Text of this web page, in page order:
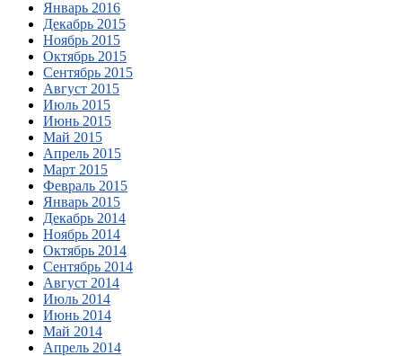
Январь 2016
Декабрь 2015
Ноябрь 2015
Октябрь 2015
Сентябрь 2015
Август 2015
Июль 2015
Июнь 2015
Май 2015
Апрель 2015
Март 2015
Февраль 2015
Январь 2015
Декабрь 2014
Ноябрь 2014
Октябрь 2014
Сентябрь 2014
Август 2014
Июль 2014
Июнь 2014
Май 2014
Апрель 2014